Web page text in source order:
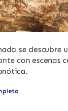
se descubre
con escenas